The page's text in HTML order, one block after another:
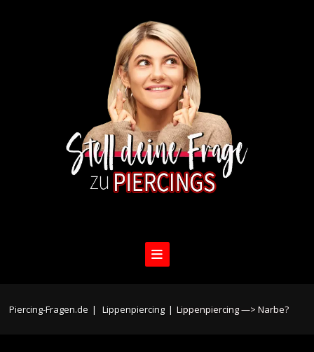
Piercing-Fragen.de | Lippenpiercing | Lippenpiercing —> Narbe?